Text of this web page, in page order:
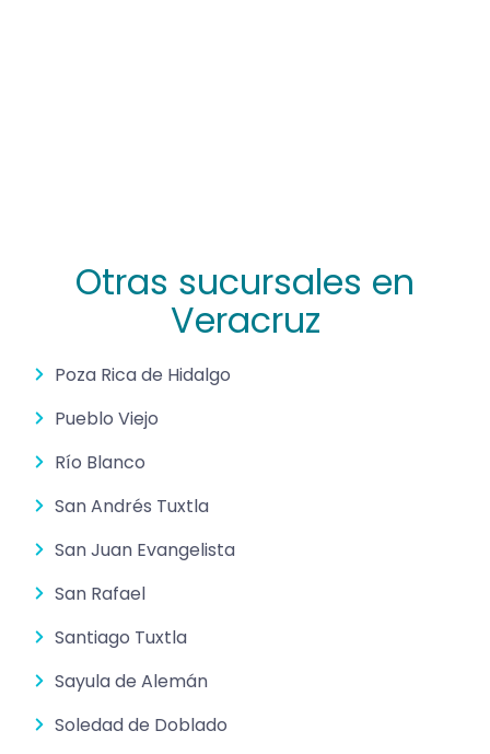
Otras sucursales en
Veracruz
Poza Rica de Hidalgo
Pueblo Viejo
Río Blanco
San Andrés Tuxtla
San Juan Evangelista
San Rafael
Santiago Tuxtla
Sayula de Alemán
Soledad de Doblado